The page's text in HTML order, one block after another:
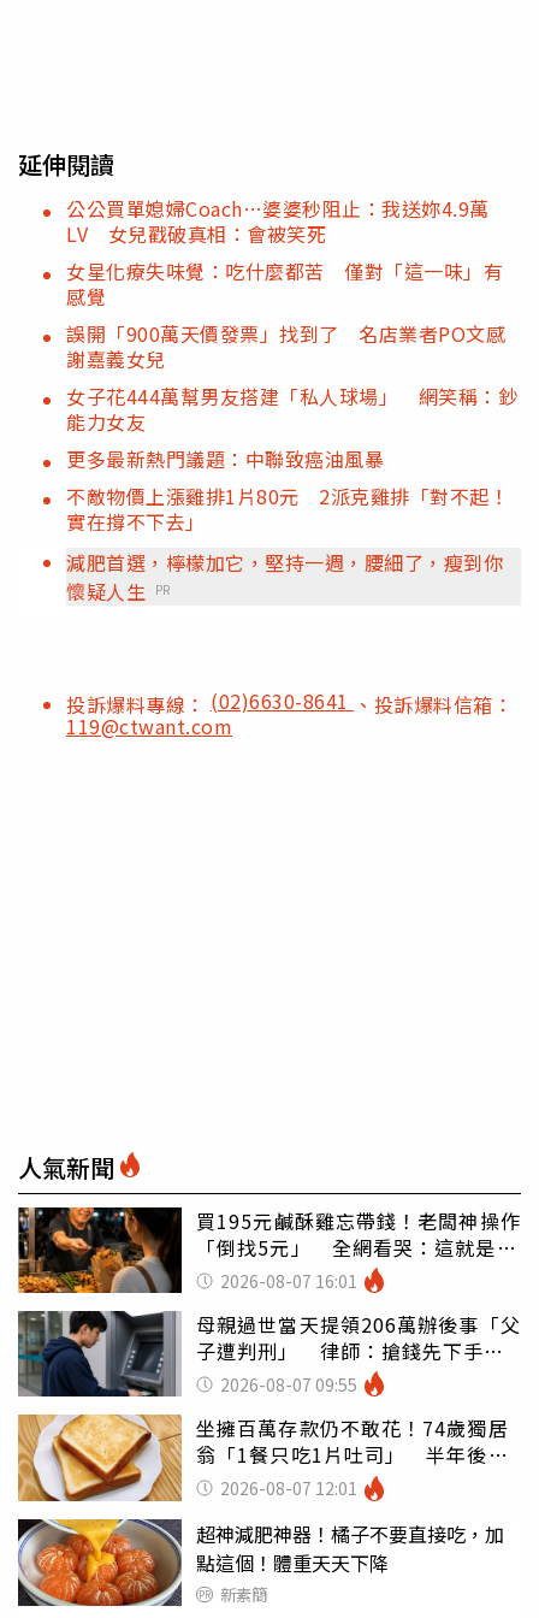
延伸閱讀
公公買單媳婦Coach…婆婆秒阻止：我送妳4.9萬
LV 女兒戳破真相：會被笑死
女星化療失味覺：吃什麼都苦 僅對「這一味」有
感覺
誤開「900萬天價發票」找到了 名店業者PO文感
謝嘉義女兒
女子花444萬幫男友搭建「私人球場」 網笑稱：鈔
能力女友
更多最新熱門議題：中聯致癌油風暴
不敵物價上漲雞排1片80元 2派克雞排「對不起！
實在撐不下去」
減肥首選，檸檬加它，堅持一週，腰細了，瘦到你
懷疑人生 PR
投訴爆料專線： (02)6630-8641 、投訴爆料信箱：
119@ctwant.com
人氣新聞
買195元鹹酥雞忘帶錢！老闆神操作
「倒找5元」 全網看哭：這就是台
灣 2026-08-07 16:01
母親過世當天提領206萬辦後事「父
子遭判刑」 律師：搶錢先下手是
罪 2026-08-07 09:55
坐擁百萬存款仍不敢花！74歲獨居
翁「1餐只吃1片吐司」 半年後暴
瘦嚇壞女兒
2026-08-07 12:01
超神減肥神器！橘子不要直接吃，加
點這個！體重天天下降
新素簡